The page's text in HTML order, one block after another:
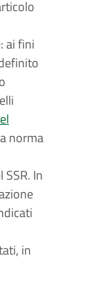
ai fini
norma
In
in